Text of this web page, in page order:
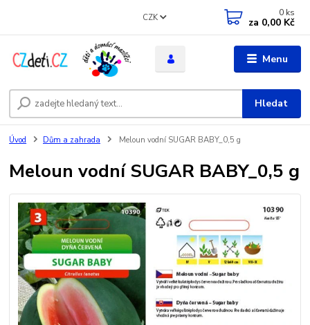
Menu
CZK
Hledat
0 ks
za 0,00 Kč
Úvod Dům a zahrada Meloun vodní SUGAR BABY_0,5 g
Meloun vodní SUGAR BABY_0,5 g